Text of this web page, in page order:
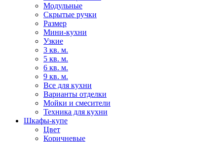
Модульные
Скрытые ручки
Размер
Мини-кухни
Узкие
3 кв. м.
5 кв. м.
6 кв. м.
9 кв. м.
Все для кухни
Варианты отделки
Мойки и смесители
Техника для кухни
Шкафы-купе
Цвет
Коричневые